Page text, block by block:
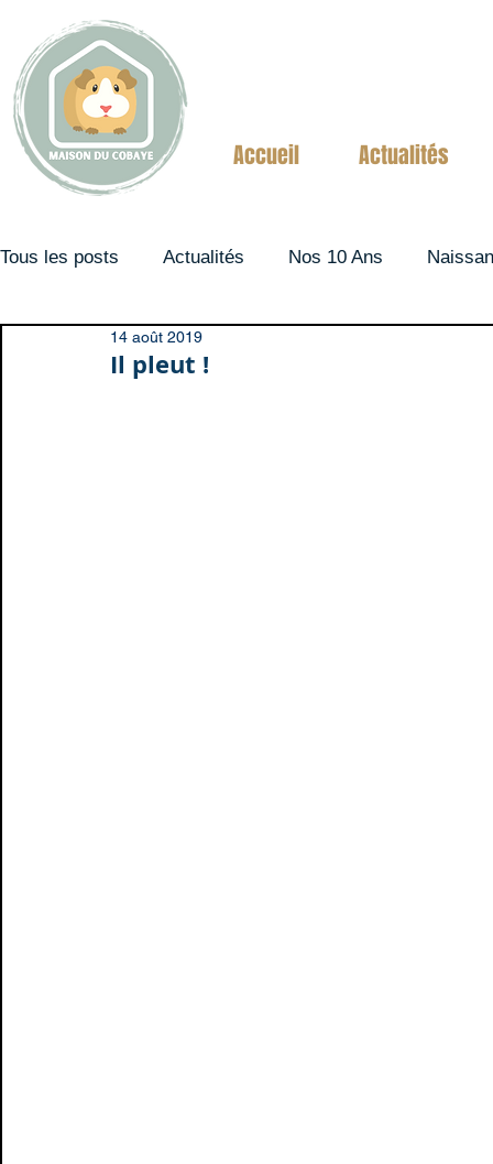
Accueil Actualités
Tous les posts Actualités Nos 10 Ans
Il pleut !
14 août 2019